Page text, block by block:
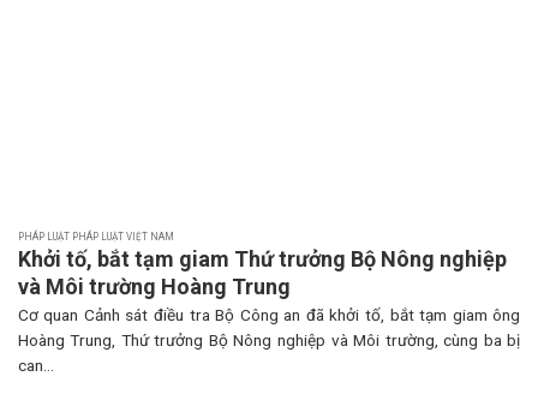
PHÁP LUẬT PHÁP LUẬT VIỆT NAM
Khởi tố, bắt tạm giam Thứ trưởng Bộ Nông nghiệp
và Môi trường Hoàng Trung
Cơ quan Cảnh sát điều tra Bộ Công an đã khởi tố, bắt tạm giam ông
Hoàng Trung, Thứ trưởng Bộ Nông nghiệp và Môi trường, cùng ba bị
can...